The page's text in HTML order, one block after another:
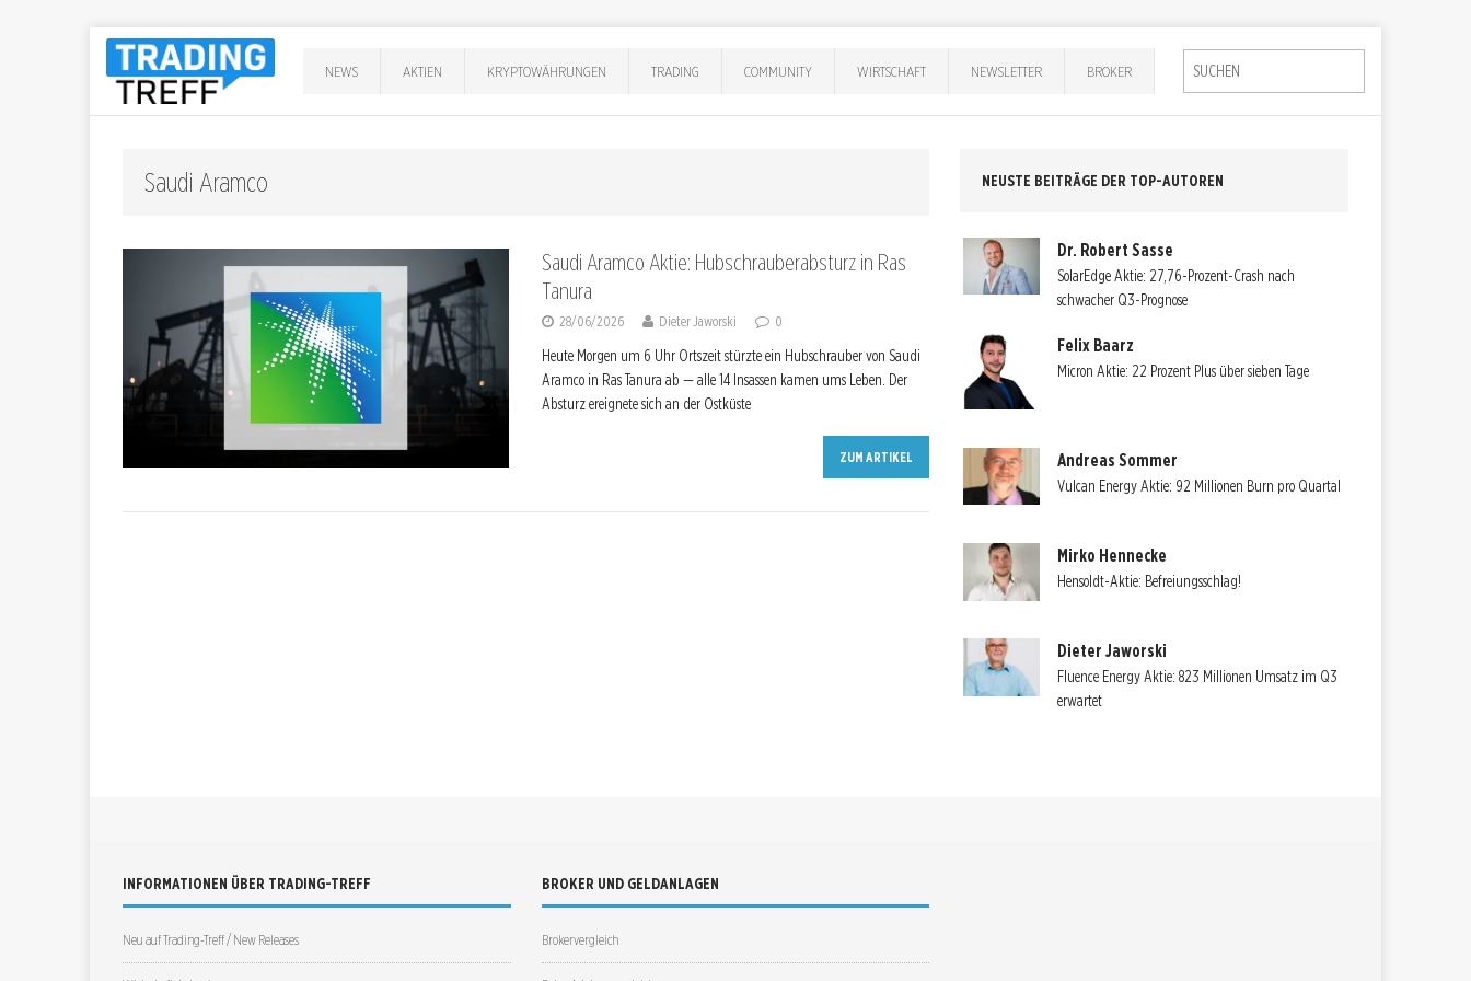
NEWS AKTIEN KRYPTOWÄHRUNGEN TRADING COMMUNITY WIRTSCHAFT NEWSLETTER BROKER
Saudi Aramco
Saudi Aramco Aktie: Hubschrauberabsturz in Ras
Tanura
28/06/2026 Dieter Jaworski 0
Heute Morgen um 6 Uhr Ortszeit stürzte ein Hubschrauber von Saudi
Aramco in Ras Tanura ab — alle 14 Insassen kamen ums Leben. Der
Absturz ereignete sich an der Ostküste
ZUM ARTIKEL
NEUSTE BEITRÄGE DER TOP-AUTOREN
Dr. Robert Sasse
SolarEdge Aktie: 27,76-Prozent-Crash nach
schwacher Q3-Prognose
Felix Baarz
Micron Aktie: 22 Prozent Plus über sieben Tage
Andreas Sommer
Vulcan Energy Aktie: 92 Millionen Burn pro Quartal
Mirko Hennecke
Hensoldt-Aktie: Befreiungsschlag!
Dieter Jaworski
Fluence Energy Aktie: 823 Millionen Umsatz im Q3
erwartet
INFORMATIONEN ÜBER TRADING-TREFF
Neu auf Trading-Treff / New Releases
BROKER UND GELDANLAGEN
Brokervergleich